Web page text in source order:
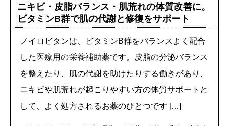
ニキビ・皮脂バランス・肌荒れの体質改善に。
ビタミンB群で肌の代謝と修復をサポート
ノイロビタンは、ビタミンB群をバランスよく配合
した医療用の栄養補助薬です。皮脂の分泌バランス
を整えたり、肌の代謝を助けたりする働きがあり、
ニキビや肌荒れが起こりやすい方の体質サポートと
して、よく処方されるお薬のひとつです […]